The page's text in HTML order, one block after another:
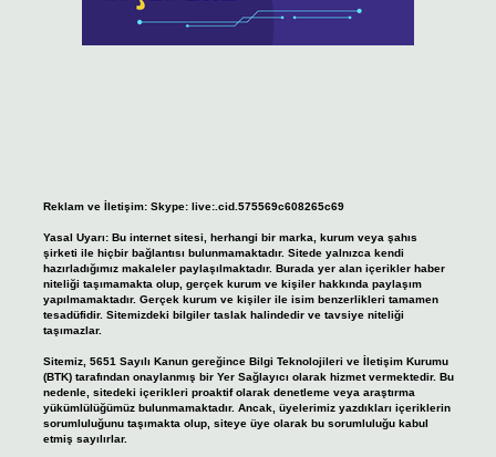
Reklam ve İletişim: Skype: live:.cid.575569c608265c69
Yasal Uyarı: Bu internet sitesi, herhangi bir marka, kurum veya şahıs
şirketi ile hiçbir bağlantısı bulunmamaktadır. Sitede yalnızca kendi
hazırladığımız makaleler paylaşılmaktadır. Burada yer alan içerikler haber
niteliği taşımamakta olup, gerçek kurum ve kişiler hakkında paylaşım
yapılmamaktadır. Gerçek kurum ve kişiler ile isim benzerlikleri tamamen
tesadüfidir. Sitemizdeki bilgiler taslak halindedir ve tavsiye niteliği
taşımazlar.
Sitemiz, 5651 Sayılı Kanun gereğince Bilgi Teknolojileri ve İletişim Kurumu
(BTK) tarafından onaylanmış bir Yer Sağlayıcı olarak hizmet vermektedir. Bu
nedenle, sitedeki içerikleri proaktif olarak denetleme veya araştırma
yükümlülüğümüz bulunmamaktadır. Ancak, üyelerimiz yazdıkları içeriklerin
sorumluluğunu taşımakta olup, siteye üye olarak bu sorumluluğu kabul
etmiş sayılırlar.